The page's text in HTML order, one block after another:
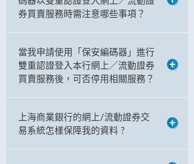
券買賣服務時需注意哪些事項？
當我申請使用「保安編碼器」進行
雙重認證登入本行網上／流動證券
買賣服務後，可否停用相關服務？
上海商業銀行的網上/流動證券交
易系統怎樣保障我的資料 ?